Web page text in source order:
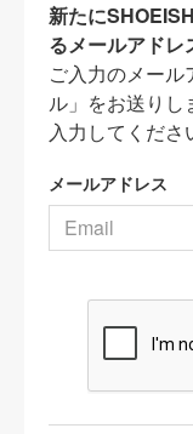
新たに
るメールアドレ
ご入力のメー
ル」をお送りし
入力してくださ
メールアドレス